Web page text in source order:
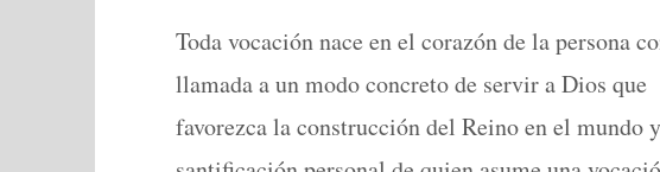
Toda vocación nace en el corazón de la persona
llamada a un modo concreto de servir a Dios que
favorezca la construcción del Reino en el mundo